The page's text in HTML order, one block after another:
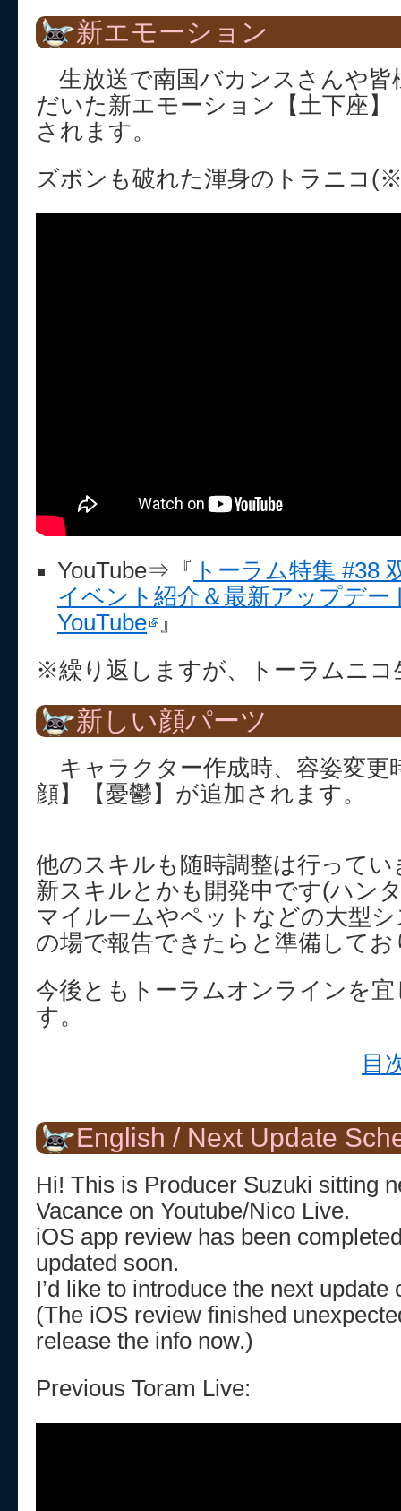
新エモーション
生放送で南国バカンスさんや皆
だいた新エモーション【土下座
されます。
ズボンも破れた渾身のトラニコ
YouTube⇒『 トーラム特集 #38
イベント紹介＆最新アップデー
YouTube
』
※繰り返しますが、トーラムニコ
新しい顔パーツ
キャラクター作成時、容姿変更
顔】【憂鬱】が追加されます。
他のスキルも随時調整は行ってい
新スキルとかも開発中です(ハン
マイルームやペットなどの大型
の場で報告できたらと準備してお
今後ともトーラムオンラインを
す。
目
English / Next Update
Hi! This is Producer Suzuki sitting
Vacance on Youtube/Nico Live.
iOS app review has been
updated soon.
I’d like to introduce the next update
(The iOS review finished
release the info now.)
Previous Toram Live: